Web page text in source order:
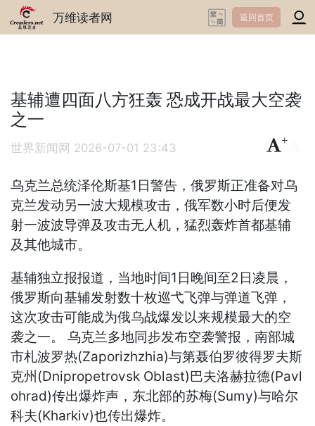
万维读者网 返回首页
基辅遭四面八方狂轰 恐成开战最大空袭
之一
世界新闻网 2026-07-01 23:43
+
乌克兰总统泽伦斯基1日警告，俄罗斯正准备对乌
克兰发动另一波大规模攻击，俄军数小时后便发
射一波波导弹及攻击无人机，猛烈轰炸首都基辅
及其他城市。
基辅独立报报道，当地时间1日晚间至2日凌晨，
俄罗斯向基辅发射数十枚巡弋飞弹与弹道飞弹，
这次攻击可能成为俄乌战爆发以来规模最大的空
袭之一。 乌克兰多地同步发布空袭警报，南部城
市札波罗热(Zaporizhzhia)与第聂伯罗彼得罗夫斯
克州(Dnipropetrovsk Oblast)巴夫洛赫拉德(Pavl
ohrad)传出爆炸声，东北部的苏梅(Sumy)与哈尔
科夫(Kharkiv)也传出爆炸。